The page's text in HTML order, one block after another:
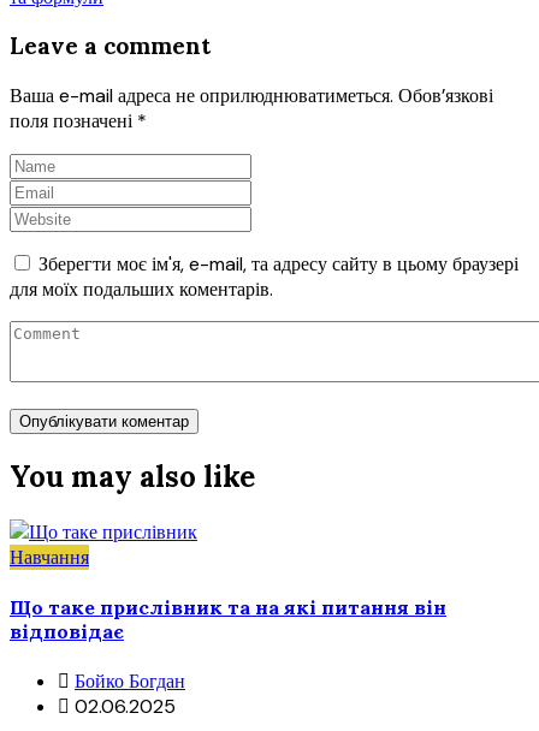
Leave a comment
Ваша e-mail адреса не оприлюднюватиметься. Обов’язкові
поля позначені *
Зберегти моє ім'я, e-mail, та адресу сайту в цьому браузері
для моїх подальших коментарів.
You may also like
Навчання
Що таке прислівник та на які питання він
відповідає
Бойко Богдан
02.06.2025